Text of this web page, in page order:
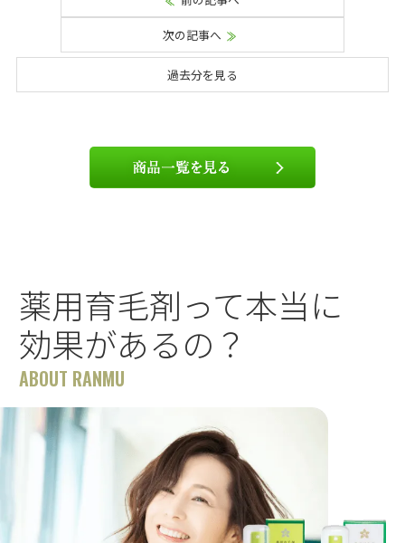
次の記事へ
過去分を見る
薬用育毛剤って本当に
効果があるの？
ABOUT RANMU